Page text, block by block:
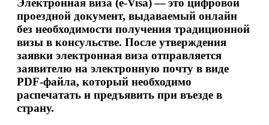
проездной документ, выдаваемый онлайн
без необходимости получения традиционной
визы в консульстве. После утверждения
заявки электронная виза отправляется
заявителю на электронную почту в виде
PDF-файла, который необходимо
распечатать и предъявить при въезде в
страну.